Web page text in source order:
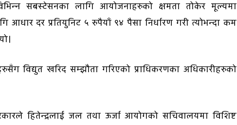
सबस्टेसनका लागि आयोजनाहरुको क्षमता तोकेर मूल्यमा
आधार दर प्रतियुनिट ५ रुपैयाँ ९४ पैसा निर्धारण गरी त्योभन्दा कम
विद्युत खरिद सम्झौता गरिएको प्राधिकरणका अधिकारीहरुको
हितेन्द्रलाई जल तथा ऊर्जा आयोगको सचिवालयमा विशिष्ट